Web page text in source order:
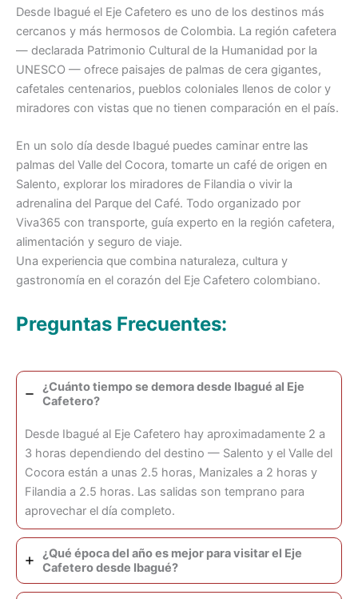
Desde Ibagué el Eje Cafetero es uno de los destinos más
cercanos y más hermosos de Colombia. La región cafetera
— declarada Patrimonio Cultural de la Humanidad por la
UNESCO — ofrece paisajes de palmas de cera gigantes,
cafetales centenarios, pueblos coloniales llenos de color y
miradores con vistas que no tienen comparación en el país.
En un solo día desde Ibagué puedes caminar entre las
palmas del Valle del Cocora, tomarte un café de origen en
Salento, explorar los miradores de Filandia o vivir la
adrenalina del Parque del Café. Todo organizado por
Viva365 con transporte, guía experto en la región cafetera,
alimentación y seguro de viaje.
Una experiencia que combina naturaleza, cultura y
gastronomía en el corazón del Eje Cafetero colombiano.
Preguntas Frecuentes:
¿Cuánto tiempo se demora desde Ibagué al Eje
Cafetero?
Desde Ibagué al Eje Cafetero hay aproximadamente 2 a
3 horas dependiendo del destino — Salento y el Valle del
Cocora están a unas 2.5 horas, Manizales a 2 horas y
Filandia a 2.5 horas. Las salidas son temprano para
aprovechar el día completo.
¿Qué época del año es mejor para visitar el Eje
Cafetero desde Ibagué?